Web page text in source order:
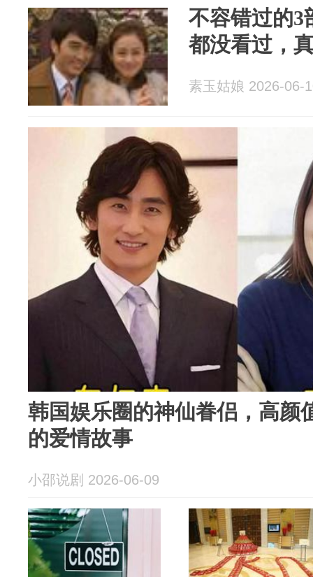
不容错过的3
都没看过，
素玉姑娘 2026-06-
韩国娱乐圈的神仙眷侣，高颜
的爱情故事
小邵说剧 2026-06-09